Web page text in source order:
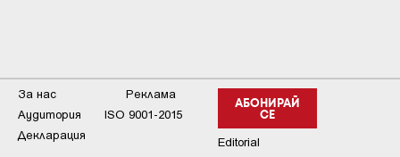
АБОНИРАЙ
СЕ
Editorial
За нас
Реклама
Аудитория
ISO 9001-2015
Декларация